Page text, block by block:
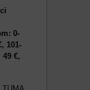
0-
101-
49 €,